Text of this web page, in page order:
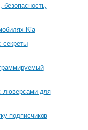
безопасность,
Kia
секреты
люверсами для
подписчиков